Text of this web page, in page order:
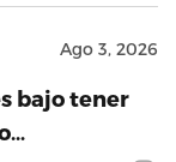
Ago 3, 2026
bajo tener